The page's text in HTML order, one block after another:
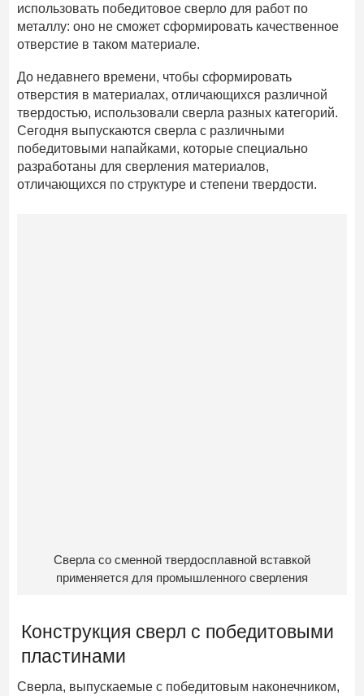
использовать победитовое сверло для работ по
металлу: оно не сможет сформировать качественное
отверстие в таком материале.
До недавнего времени, чтобы сформировать
отверстия в материалах, отличающихся различной
твердостью, использовали сверла разных категорий.
Сегодня выпускаются сверла с различными
победитовыми напайками, которые специально
разработаны для сверления материалов,
отличающихся по структуре и степени твердости.
Сверла со сменной твердосплавной вставкой
применяется для промышленного сверления
Конструкция сверл с победитовыми
пластинами
Сверла, выпускаемые с победитовым наконечником,